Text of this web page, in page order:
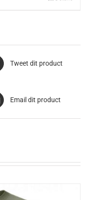
Tweet dit product
Email dit product